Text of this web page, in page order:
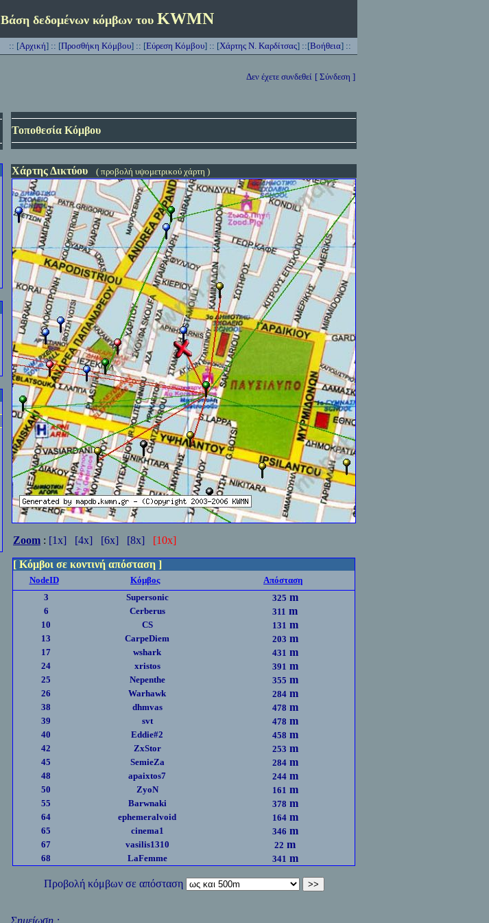
Βάση δεδομένων κόμβων του KWMN
:: [Αρχική] :: [Προσθήκη Κόμβου] :: [Εύρεση Κόμβου] :: [Χάρτης Ν. Καρδίτσας] ::[Βοήθεια] ::
Δεν έχετε συνδεθεί [ Σύνδεση ]
Τοποθεσία Κόμβου
Χάρτης Δικτύου ( προβολή υψομετρικού χάρτη )
Zoom : [1x] [4x] [6x] [8x] [10x]
[ Κόμβοι σε κοντινή απόσταση ]
NodeID Κόμβος
Απόσταση
3
Supersonic 325 m
6 Cerberus 311 m
10 CS 131 m
13 CarpeDiem 203 m
17 wshark 431 m
24 xristos 391 m
25 Nepenthe 355 m
26 Warhawk 284m
38 dhmvas 478 m
39 svt 478 m
40 Eddie#2 458 m
42 ZxStor 253 m
45 SemieZa 284m
48 apaixtos7 244m
50 ZyoN 161 m
55 Barwnaki 378 m
64 ephemeralvoid 164m
65 cinema1 346 m
67 vasilis1310 22 m
68 LaFemme 341 m
Προβολή κόμβων σε απόσταση
Σημείωση :